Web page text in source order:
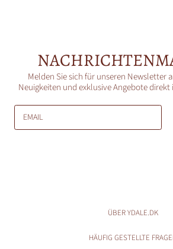
Melden Sie sich für unseren Newsletter
Neuigkeiten und exklusive Angebote
EMAIL
ÜBER YDALE.DK
HÄUFIG GESTELLTE